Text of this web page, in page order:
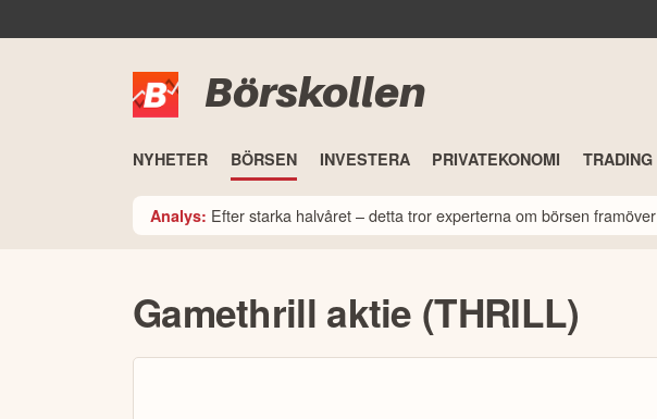
Börskollen
NYHETER BÖRSEN INVESTERA PRIVATEKONOMI TRADING
Analys: Efter starka halvåret – detta tror experterna om börsen framöver
Gamethrill aktie (THRILL)